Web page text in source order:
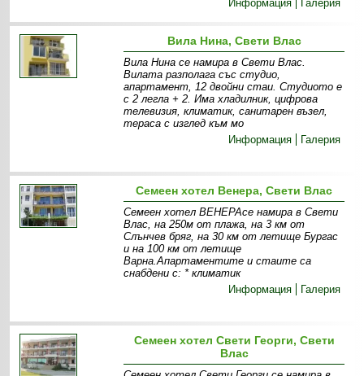
Информация
Галерия
Вила Нина, Свети Влас
Вила Нина се намира в Свети Влас.
Вилата разполага със студио,
апартамент, 12 двойни стаи. Студиото е
с 2 легла + 2. Има хладилник, цифрова
телевизия, климатик, санитарен възел,
тераса с изглед към мо
Информация
Галерия
Семеен хотел Венера, Свети Влас
Семеен хотел ВЕНЕРАсе намира в Свети
Влас, на 250м от плажа, на 3 км от
Слънчев бряг, на 30 км от летище Бургас
и на 100 км от летище
Варна.Апартаментите и стаите са
снабдени с: * климатик
Информация
Галерия
Семеен хотел Свети Георги, Свети
Влас